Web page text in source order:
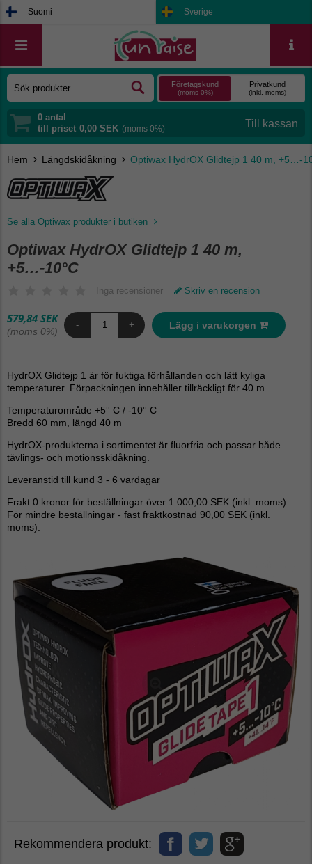
Suomi Sverige
Företagskund
(moms 0%)
Privatkund
(inkl. moms)
0 antal
till priset 0,00 SEK (moms 0%)
Hem Längdskidåkning Optiwax HydrOX Glidtejp 1 40 m, +5…-
Optiwax HydrOX Glidtejp 1 40 m,
+5…-10°C
Inga recensioner Skriv en recension
Se alla Optiwax produkter i butiken
579,84 SEK
(moms 0%)
- + Lägg i varukorgen
HydrOX Glidtejp 1 är för fuktiga förhållanden och lätt kyliga
temperaturer. Förpackningen innehåller tillräckligt för 40 m.
Temperaturområde +5° C / -10° C
Bredd 60 mm, längd 40 m
HydrOX-produkterna i sortimentet är fluorfria och passar både
tävlings- och motionsskidåkning.
Leveranstid till kund 3 - 6 vardagar
Frakt 0 kronor för beställningar över 1 000,00 SEK (inkl. moms).
För mindre beställningar - fast fraktkostnad 90,00 SEK (inkl.
moms).
Rekommendera produkt: